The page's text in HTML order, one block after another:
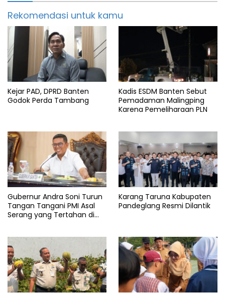
Rekomendasi untuk kamu
Kejar PAD, DPRD Banten
Godok Perda Tambang
Kadis ESDM Banten Sebut
Pemadaman Malingping
Karena Pemeliharaan PLN
Gubernur Andra Soni Turun
Tangan Tangani PMI Asal
Serang yang Tertahan di
Karang Taruna Kabupaten
Pandeglang Resmi Dilantik